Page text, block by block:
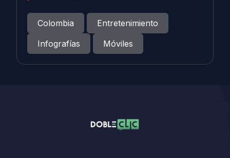
Colombia
Entretenimiento
Infografías
Móviles